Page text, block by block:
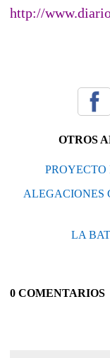
http://
OTROS
ALEGACIONES
LA
0 COMENTARIOS